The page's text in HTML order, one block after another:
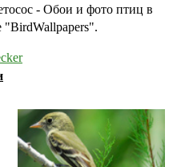
- Обои и фото птиц в
"BirdWallpapers".